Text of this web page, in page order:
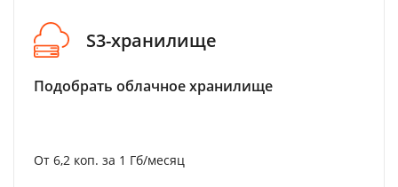
S3-хранилище
Подобрать облачное хранилище
От 6,2 коп. за 1 Гб/месяц